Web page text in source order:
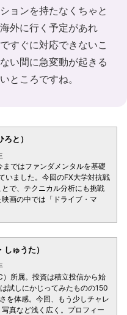
ョンを持たなくちゃと
外に行く予定があれ
すぐに対応できないこ
い間に急変動が起きる
ところですね。
と）
ではファンダメンタルを基礎
いました。今回のFX大学対抗戦
で、テクニカル分析にも挑戦
画の中では「ドライブ・マ
ゅうた）
）所属。投資は積立投信から始
試しにかじってみたものの150
を体感。今回、もう少しチャレ
真など浅く広く。プロフィー